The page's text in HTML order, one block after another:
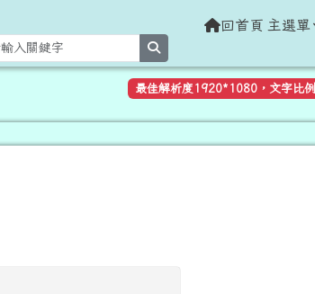
回首頁 主選單
最佳解析度1920*1080，文字比